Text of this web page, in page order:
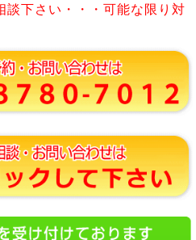
下さい・・・可能な限り対